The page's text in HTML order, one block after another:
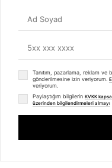
Sosyal Medya
Tanıtım, pazarlama, reklam ve
gönderilmesine izin veriyorum.
veriyorum.
Paylaştığım bilgilerin KVKK
üzerinden bilgilendirmeleri almayı